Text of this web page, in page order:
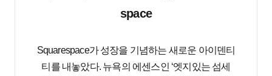
space
Squarespace가 성장을 기념하는 새로운 아이덴티
티를 내놓았다. 뉴욕의 에센스인 ‘엣지있는 섬세